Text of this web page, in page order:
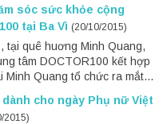
sóc sức khỏe cộng
tại Ba Vì (20/10/2015)
tại quê huơng Minh Quang,
tâm DOCTOR100 kết hợp
Minh Quang tổ chức ra mắt...
cho ngày Phụ nữ Việt
2015)